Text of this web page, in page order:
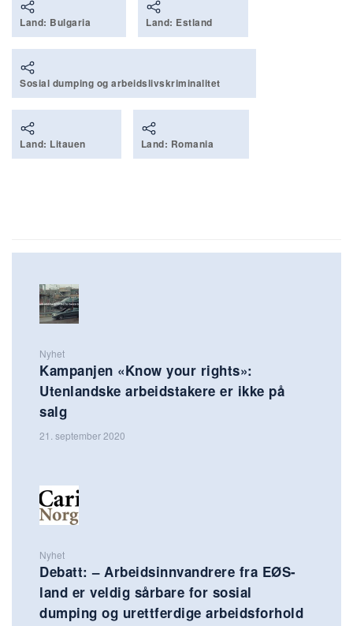
Land: Bulgaria Land: Estland
Sosial dumping og arbeidslivskriminalitet
Land: Litauen Land: Romania
Nyhet
Kampanjen «Know your rights»:
Utenlandske arbeidstakere er ikke på
salg
21. september 2020
Nyhet
Debatt: – Arbeidsinnvandrere fra EØS-
land er veldig sårbare for sosial
dumping og urettferdige arbeidsforhold